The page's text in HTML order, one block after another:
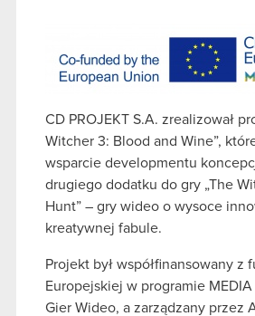
CD PROJEKT S.A. zrealizował
Witcher 3: Blood and Wine”,
wsparcie developmentu
drugiego dodatku do gry „The
Hunt” – gry wideo o wysoce
kreatywnej fabule.
Projekt był współfinansowany z
Europejskiej w programie MEDIA
Gier Wideo, a zarządzany przez